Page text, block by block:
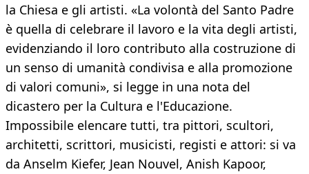
la Chiesa e gli artisti. «La volontà del Santo Padre
è quella di celebrare il lavoro e la vita degli artisti,
evidenziando il loro contributo alla costruzione di
un senso di umanità condivisa e alla promozione
di valori comuni», si legge in una nota del
dicastero per la Cultura e l'Educazione.
Impossibile elencare tutti, tra pittori, scultori,
architetti, scrittori, musicisti, registi e attori: si va
da Anselm Kiefer, Jean Nouvel, Anish Kapoor,